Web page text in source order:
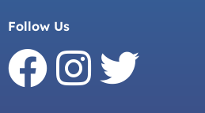
Follow Us